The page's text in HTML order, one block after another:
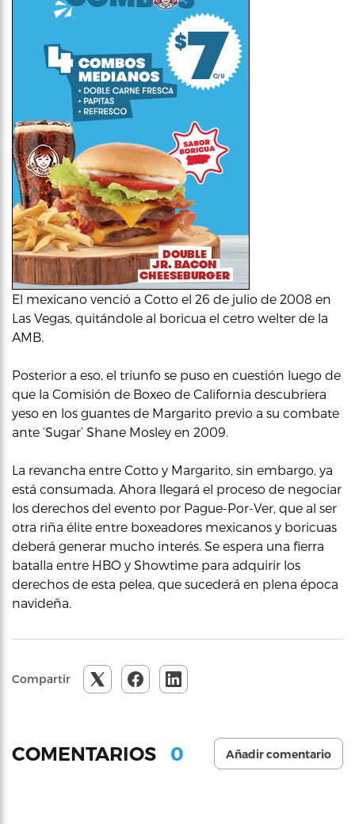
El mexicano venció a Cotto el 26 de julio de 2008 en
Las Vegas, quitándole al boricua el cetro welter de la
AMB.
Posterior a eso, el triunfo se puso en cuestión luego de
que la Comisión de Boxeo de California descubriera
yeso en los guantes de Margarito previo a su combate
ante ‘Sugar’ Shane Mosley en 2009.
La revancha entre Cotto y Margarito, sin embargo, ya
está consumada. Ahora llegará el proceso de negociar
los derechos del evento por Pague-Por-Ver, que al ser
otra riña élite entre boxeadores mexicanos y boricuas
deberá generar mucho interés. Se espera una fierra
batalla entre HBO y Showtime para adquirir los
derechos de esta pelea, que sucederá en plena época
navideña.
Compartir
COMENTARIOS 0 Añadir comentario